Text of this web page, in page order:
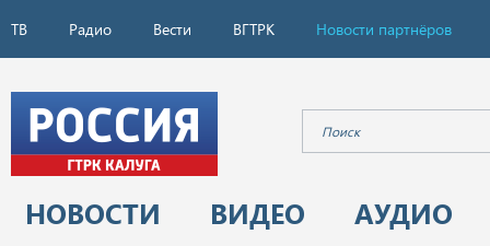
ТВ Радио Вести ВГТРК Новости партнёров
НОВОСТИ ВИДЕО
АУДИО